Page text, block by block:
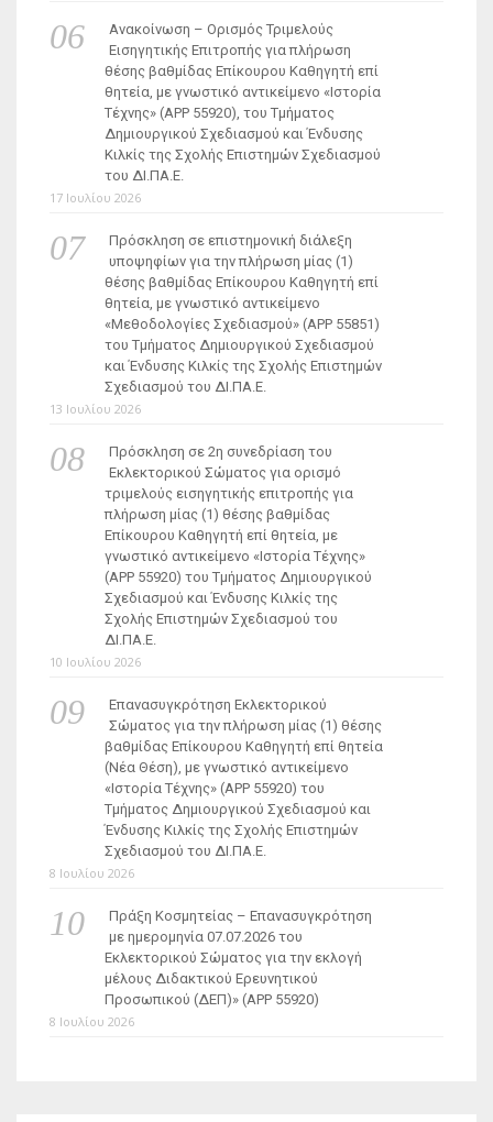
Ανακοίνωση – Ορισμός Τριμελούς
Εισηγητικής Επιτροπής για πλήρωση
θέσης βαθμίδας Επίκουρου Καθηγητή επί
θητεία, με γνωστικό αντικείμενο «Ιστορία
Τέχνης» (ΑΡΡ 55920), του Τμήματος
Δημιουργικού Σχεδιασμού και Ένδυσης
Κιλκίς της Σχολής Επιστημών Σχεδιασμού
του ΔΙ.ΠΑ.Ε.
17 Ιουλίου 2026
Πρόσκληση σε επιστημονική διάλεξη
υποψηφίων για την πλήρωση μίας (1)
θέσης βαθμίδας Επίκουρου Καθηγητή επί
θητεία, με γνωστικό αντικείμενο
«Μεθοδολογίες Σχεδιασμού» (ΑΡΡ 55851)
του Τμήματος Δημιουργικού Σχεδιασμού
και Ένδυσης Κιλκίς της Σχολής Επιστημών
Σχεδιασμού του ΔΙ.ΠΑ.Ε.
13 Ιουλίου 2026
Πρόσκληση σε 2η συνεδρίαση του
Εκλεκτορικού Σώματος για ορισμό
τριμελούς εισηγητικής επιτροπής για
πλήρωση μίας (1) θέσης βαθμίδας
Επίκουρου Καθηγητή επί θητεία, με
γνωστικό αντικείμενο «Ιστορία Τέχνης»
(ΑΡΡ 55920) του Τμήματος Δημιουργικού
Σχεδιασμού και Ένδυσης Κιλκίς της
Σχολής Επιστημών Σχεδιασμού του
ΔΙ.ΠΑ.Ε.
10 Ιουλίου 2026
Επανασυγκρότηση Εκλεκτορικού
Σώματος για την πλήρωση μίας (1) θέσης
βαθμίδας Επίκουρου Καθηγητή επί θητεία
(Νέα Θέση), με γνωστικό αντικείμενο
«Ιστορία Τέχνης» (ΑΡΡ 55920) του
Τμήματος Δημιουργικού Σχεδιασμού και
Ένδυσης Κιλκίς της Σχολής Επιστημών
Σχεδιασμού του ΔΙ.ΠΑ.Ε.
8 Ιουλίου 2026
Πράξη Κοσμητείας – Επανασυγκρότηση
με ημερομηνία 07.07.2026 του
Εκλεκτορικού Σώματος για την εκλογή
μέλους Διδακτικού Ερευνητικού
Προσωπικού (ΔΕΠ)» (APP 55920)
8 Ιουλίου 2026